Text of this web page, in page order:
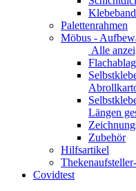
Palettenrahmen
Möbus -
Alle
Längen
Zubehör
Hilfsartikel
Covidtest